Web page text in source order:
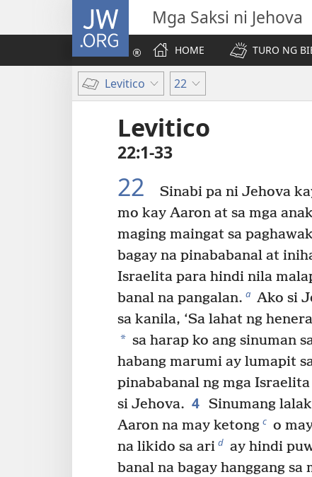
JW.ORG Mga Saksi ni Jehova
HOME
TURO NG
Levitico 22
Levitico
22:1-33
22 Sinabi pa ni Jehova
mo kay Aaron at sa mga
maging maingat sa paghawak
bagay na pinababanal at
Israelita para hindi nila
banal na pangalan. a Ako si
sa kanila, ‘Sa lahat ng
* sa harap ko ang sinuman
habang marumi ay lumapit
pinababanal ng mga
si Jehova. 4 Sinumang
Aaron na may ketong c o
na likido sa ari d ay hindi
banal na bagay hanggang sa